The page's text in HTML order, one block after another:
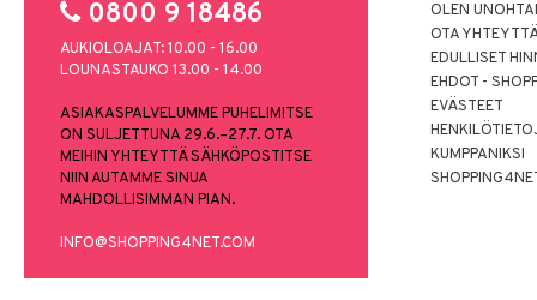
0800 9 18486
AUKIOLOAJAT: 10.00 - 16.00
LOUNASTAUKO 13.00 - 14.00
ASIAKASPALVELUMME PUHELIMITSE
ON SULJETTUNA 29.6.–27.7. OTA
MEIHIN YHTEYTTÄ SÄHKÖPOSTITSE
NIIN AUTAMME SINUA
MAHDOLLISIMMAN PIAN.
INFO@SHOPPING4NET.COM
OLEN
OTA
EDULLISET
EHDOT -
EVÄSTEET
KUMPPANIKSI